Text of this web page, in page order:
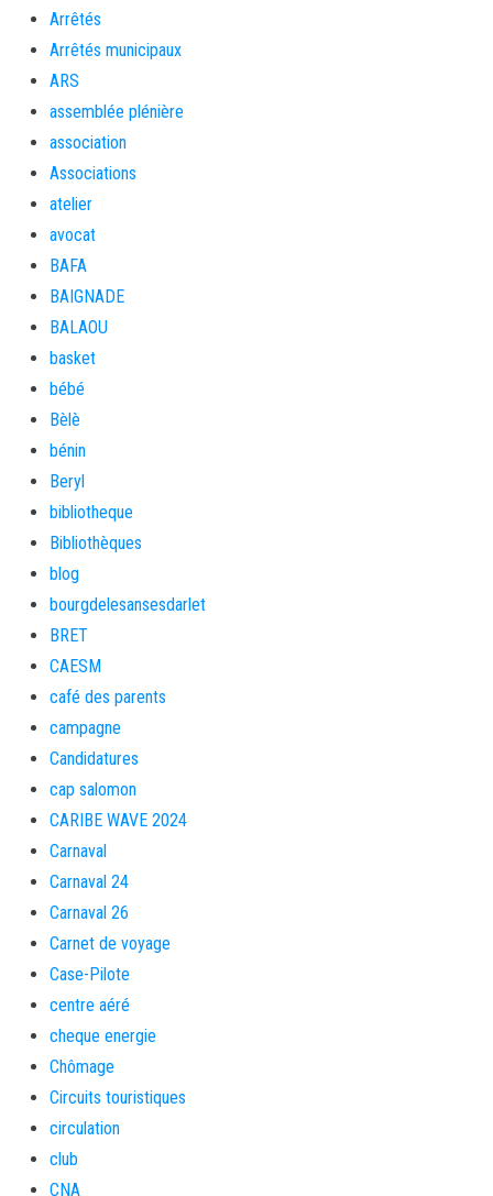
Arrêtés
Arrêtés municipaux
ARS
assemblée plénière
association
Associations
atelier
avocat
BAFA
BAIGNADE
BALAOU
basket
bébé
Bèlè
bénin
Beryl
bibliotheque
Bibliothèques
blog
bourgdelesansesdarlet
BRET
CAESM
café des parents
campagne
Candidatures
cap salomon
CARIBE WAVE 2024
Carnaval
Carnaval 24
Carnaval 26
Carnet de voyage
Case-Pilote
centre aéré
cheque energie
Chômage
Circuits touristiques
circulation
club
CNA